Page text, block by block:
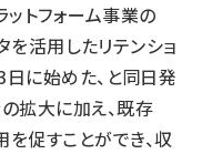
トフォーム事業の
活用したリテンショ
に始めた、と同日発
拡大に加え、既存
促すことができ、収